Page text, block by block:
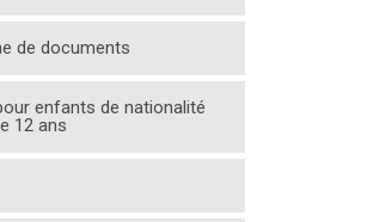
de documents
enfants de nationalité
12 ans